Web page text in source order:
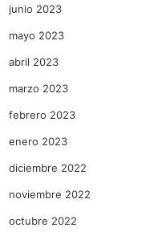
junio 2023
mayo 2023
abril 2023
marzo 2023
febrero 2023
enero 2023
diciembre 2022
noviembre 2022
octubre 2022